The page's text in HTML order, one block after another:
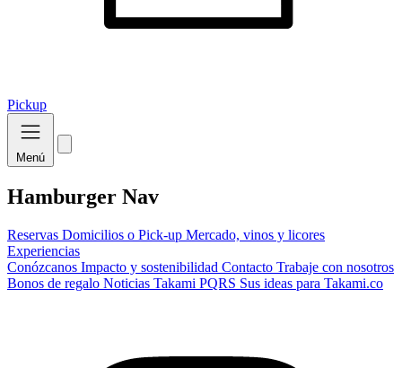
Pickup
Menú
Hamburger Nav
Reservas Domicilios o Pick-up Mercado, vinos y licores
Experiencias
Conózcanos Impacto y sostenibilidad Contacto Trabaje con nosotros
Bonos de regalo Noticias Takami PQRS Sus ideas para Takami.co